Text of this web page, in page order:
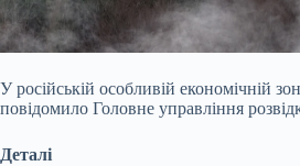
У російській особливій економічній
повідомило Головне управління
Деталі